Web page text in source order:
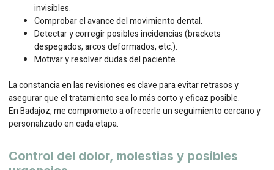
invisibles.
Comprobar el avance del movimiento dental.
Detectar y corregir posibles incidencias (brackets
despegados, arcos deformados, etc.).
Motivar y resolver dudas del paciente.
La constancia en las revisiones es clave para evitar retrasos y
asegurar que el tratamiento sea lo más corto y eficaz posible.
En Badajoz, me comprometo a ofrecerle un seguimiento cercano y
personalizado en cada etapa.
Control del dolor, molestias y posibles